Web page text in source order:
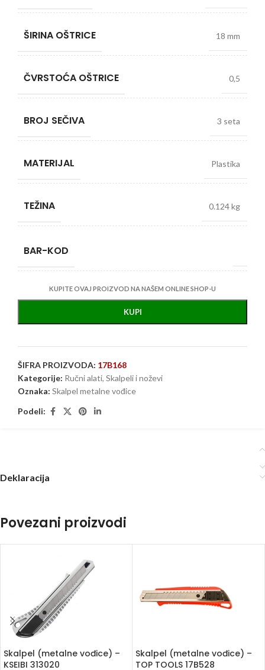
ŠIRINA OŠTRICE 18 mm
ČVRSTOĆA OŠTRICE 0,5
BROJ SEČIVA 3 seta
MATERIJAL Plastika
TEŽINA 0.124 kg
BAR-KOD
KUPITE OVAJ PROIZVOD NA NAŠEM ONLINE SHOP-U
KUPI
ŠIFRA PROIZVODA: 17B168
Kategorije: Ručni alati, Skalpeli i noževi
Oznaka: Skalpel metalne vođice
Podeli:
Deklaracija
Povezani proizvodi
Skalpel (metalne vođice) –
KSEIBI 313020
Skalpel (metalne vođice) –
TOP TOOLS 17B528